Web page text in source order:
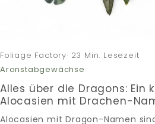
Foliage Factory· 23 Min. Lesezeit
Aronstabgewächse
Alles über die Dragons: Ein
Alocasien mit Drachen-
Alocasien mit Dragon-Namen